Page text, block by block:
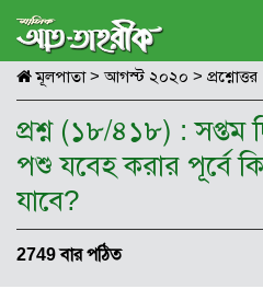
মূলপাতা> আগস্ট ২০২০ > প্রশ্নোত্তর
প্রশ্ন (১৮/৪১৮) : সপ্তম
পশু যবেহ করার পূর্বে
যাবে?
2749 বার পঠিত